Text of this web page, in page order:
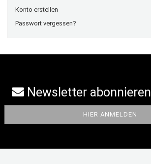
Konto erstellen
Passwort vergessen?
Newsletter abonnieren